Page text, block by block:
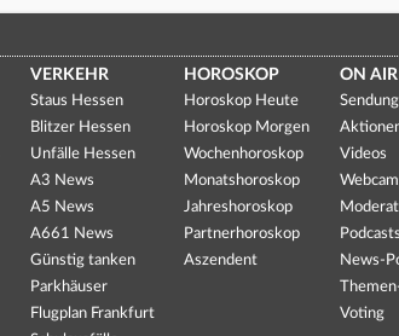
VERKEHR
Staus Hessen
Blitzer Hessen
Unfälle Hessen
A3 News
A5 News
A661 News
Günstig tanken
Parkhäuser
Flugplan Frankfurt
HOROSKOP
Horoskop Heute
Horoskop Morgen
Wochenhoroskop
Monatshoroskop
Jahreshoroskop
Partnerhoroskop
Aszendent
ON AIR
Videos
Podcasts
News-
Voting